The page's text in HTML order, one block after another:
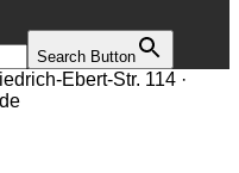
Search Button
Ebert-Str. 114 ·